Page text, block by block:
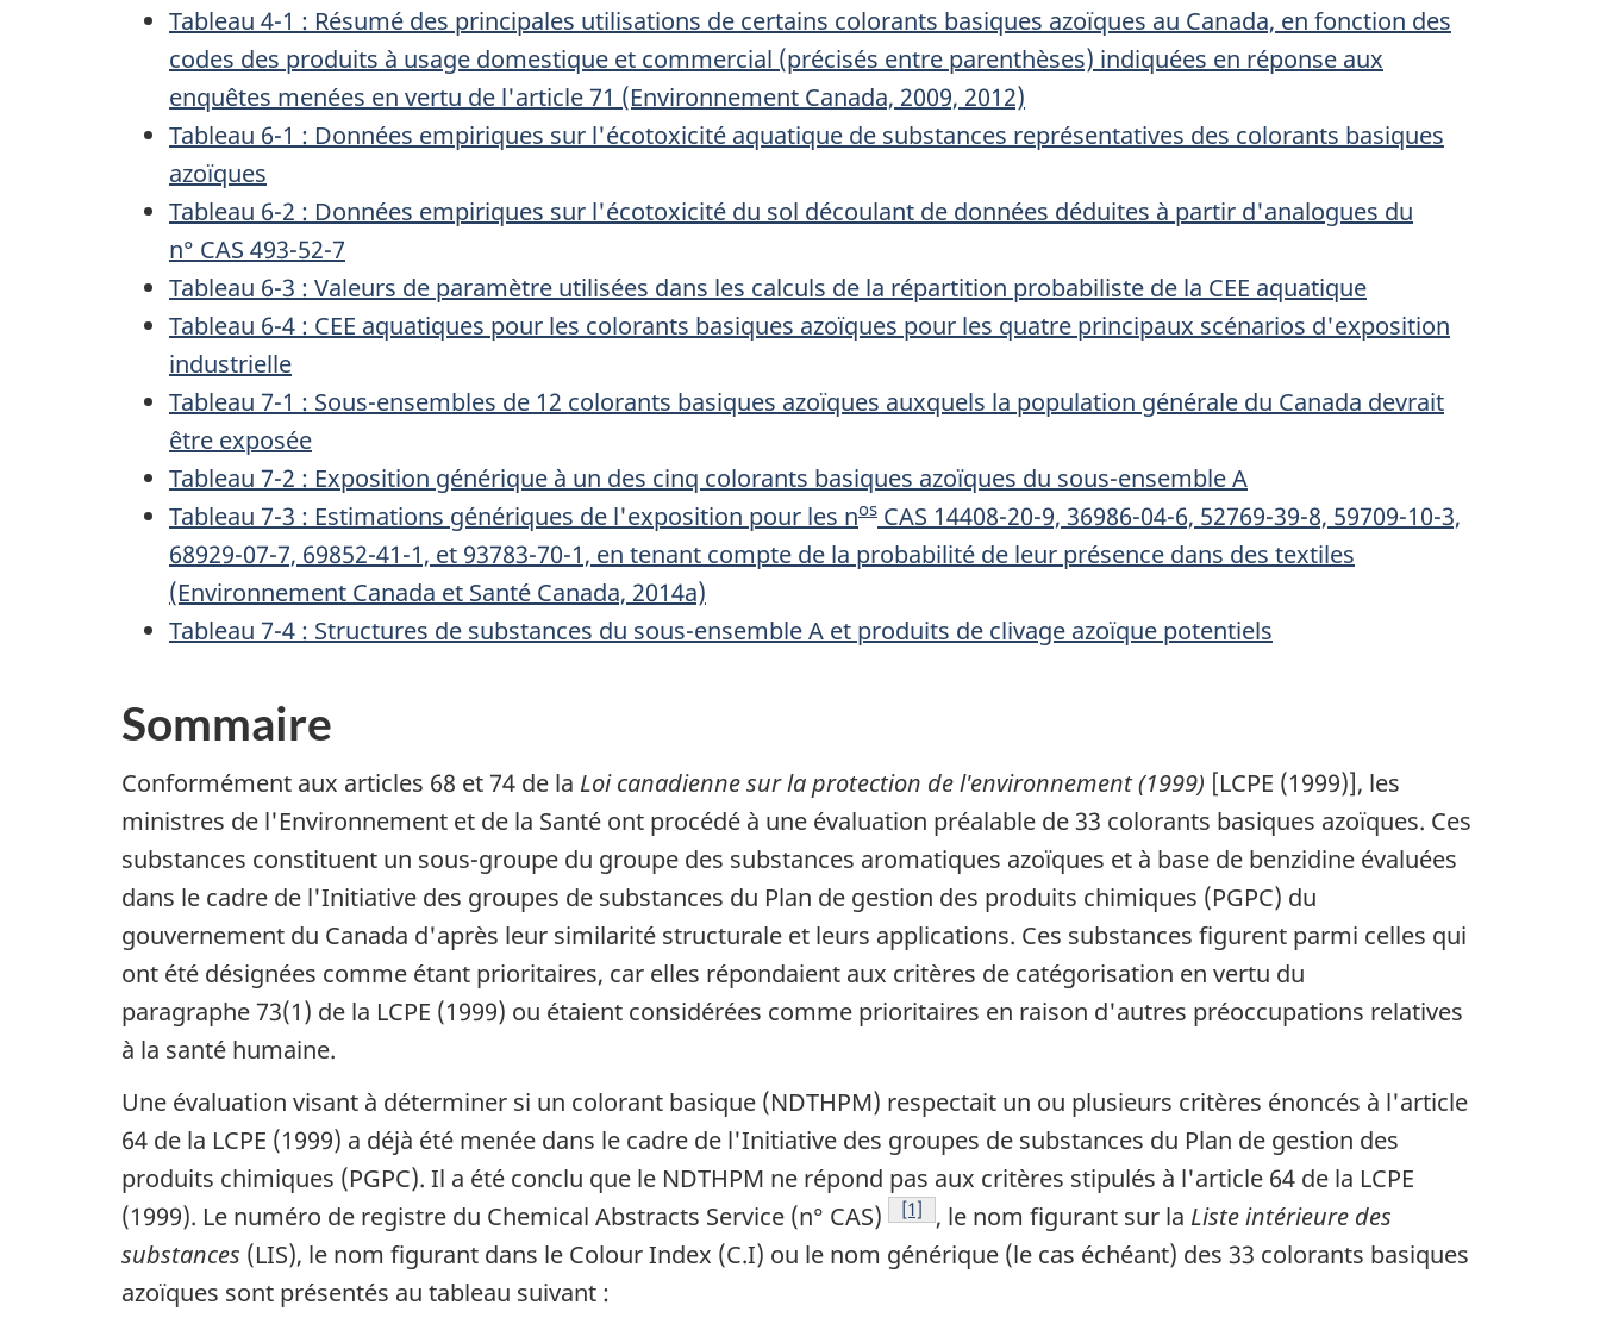
Tableau 4-1 : Résumé des principales utilisations de certains colorants basiques azoïques au Canada, en fonction des
codes des produits à usage domestique et commercial (précisés entre parenthèses) indiquées en réponse aux
enquêtes menées en vertu de l'article 71 (Environnement Canada, 2009, 2012)
Tableau 6-1 : Données empiriques sur l'écotoxicité aquatique de substances représentatives des colorants basiques
azoïques
Tableau 6-2 : Données empiriques sur l'écotoxicité du sol découlant de données déduites à partir d'analogues du
n° CAS 493-52-7
Tableau 6-3 : Valeurs de paramètre utilisées dans les calculs de la répartition probabiliste de la CEE aquatique
Tableau 6-4 : CEE aquatiques pour les colorants basiques azoïques pour les quatre principaux scénarios d'exposition
industrielle
Tableau 7-1 : Sous-ensembles de 12 colorants basiques azoïques auxquels la population générale du Canada devrait
être exposée
Tableau 7-2 : Exposition générique à un des cinq colorants basiques azoïques du sous-ensemble A
Tableau 7-3 : Estimations génériques de l'exposition pour les nos CAS 14408-20-9, 36986-04-6, 52769-39-8, 59709-10-3,
68929-07-7, 69852-41-1, et 93783-70-1, en tenant compte de la probabilité de leur présence dans des textiles
(Environnement Canada et Santé Canada, 2014a)
Tableau 7-4 : Structures de substances du sous-ensemble A et produits de clivage azoïque potentiels
Sommaire
Conformément aux articles 68 et 74 de la Loi canadienne sur la protection de l'environnement (1999) [LCPE (1999)], les
ministres de l'Environnement et de la Santé ont procédé à une évaluation préalable de 33 colorants basiques azoïques. Ces
substances constituent un sous-groupe du groupe des substances aromatiques azoïques et à base de benzidine évaluées
dans le cadre de l'Initiative des groupes de substances du Plan de gestion des produits chimiques (PGPC) du
gouvernement du Canada d'après leur similarité structurale et leurs applications. Ces substances figurent parmi celles qui
ont été désignées comme étant prioritaires, car elles répondaient aux critères de catégorisation en vertu du
paragraphe 73(1) de la LCPE (1999) ou étaient considérées comme prioritaires en raison d'autres préoccupations relatives
à la santé humaine.
Une évaluation visant à déterminer si un colorant basique (NDTHPM) respectait un ou plusieurs critères énoncés à l'article
64 de la LCPE (1999) a déjà été menée dans le cadre de l'Initiative des groupes de substances du Plan de gestion des
produits chimiques (PGPC). Il a été conclu que le NDTHPM ne répond pas aux critères stipulés à l'article 64 de la LCPE
(1999). Le numéro de registre du Chemical Abstracts Service (n° CAS) Note de bas de page
[1] , le nom figurant sur la Liste intérieure des
substances (LIS), le nom figurant dans le Colour Index (C.I) ou le nom générique (le cas échéant) des 33 colorants basiques
azoïques sont présentés au tableau suivant :